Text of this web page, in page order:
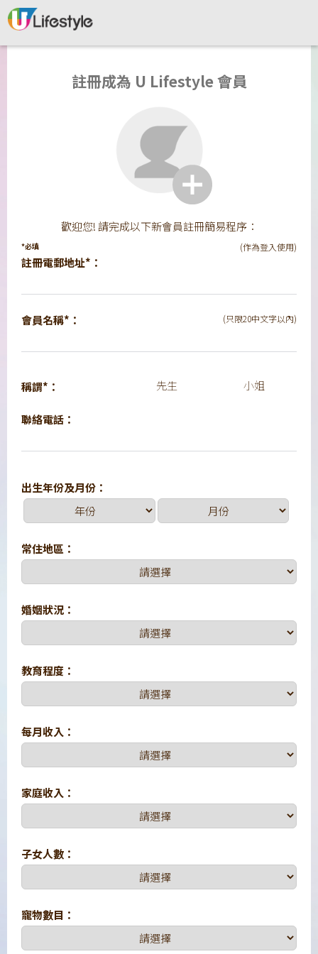
註冊成為 U Lifestyle 會員
歡迎您! 請完成以下新會員註冊簡易程序：
*必填
註冊電郵地址*：
(作為登入使用)
會員名稱*： (只限20中文字以內)
稱謂*： 先生 小姐
聯絡電話：
出生年份及月份：
常住地區：
婚姻狀況：
教育程度：
每月收入：
家庭收入：
子女人數：
寵物數目：